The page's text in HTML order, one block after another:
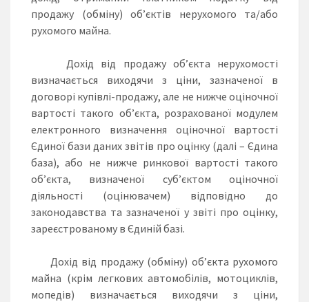
продажу (обміну) об’єктів нерухомого та/або
рухомого майна.
Дохід від продажу об’єкта нерухомості
визначається виходячи з ціни, зазначеної в
договорі купівлі-продажу, але не нижче оціночної
вартості такого об’єкта, розрахованої модулем
електронного визначення оціночної вартості
Єдиної бази даних звітів про оцінку (далі – Єдина
база), або не нижче ринкової вартості такого
об’єкта, визначеної суб’єктом оціночної
діяльності (оцінювачем) відповідно до
законодавства та зазначеної у звіті про оцінку,
зареєстрованому в Єдиній базі.
Дохід від продажу (обміну) об’єкта рухомого
майна (крім легкових автомобілів, мотоциклів,
мопедів) визначається виходячи з ціни,